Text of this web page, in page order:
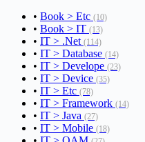
• Book > Etc (10)
• Book > IT (13)
• IT > .Net (114)
• IT > Database (14)
• IT > Develope (23)
• IT > Device (35)
• IT > Etc (78)
• IT > Framework (14)
• IT > Java (27)
• IT > Mobile (18)